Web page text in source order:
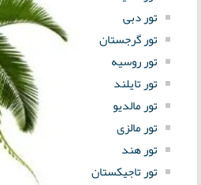
تور دبی
تور گرجستان
تور روسیه
تور تایلند
تور مالدیو
تور مالزی
تور هند
تور تاجیکستان